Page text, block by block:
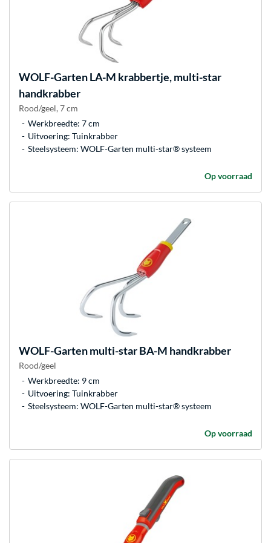
WOLF-GartenLA-M krabbertje, multi-star
handkrabber
Rood/geel, 7 cm
Werkbreedte: 7 cm
Uitvoering: Tuinkrabber
Steelsysteem: WOLF-Garten multi-star® systeem
Op voorraad
WOLF-Gartenmulti-star BA-M handkrabber
Rood/geel
Werkbreedte: 9 cm
Uitvoering: Tuinkrabber
Steelsysteem: WOLF-Garten multi-star® systeem
Op voorraad